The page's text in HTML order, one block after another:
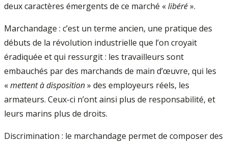
deux caractères émergents de ce marché «libéré».
Marchandage : c’est un terme ancien, une pratique des
débuts de la révolution industrielle que l’on croyait
éradiquée et qui ressurgit : les travailleurs sont
embauchés par des marchands de main d’œuvre, qui les
«mettent à disposition» des employeurs réels, les
armateurs. Ceux-ci n’ont ainsi plus de responsabilité, et
leurs marins plus de droits.
Discrimination : le marchandage permet de composer des